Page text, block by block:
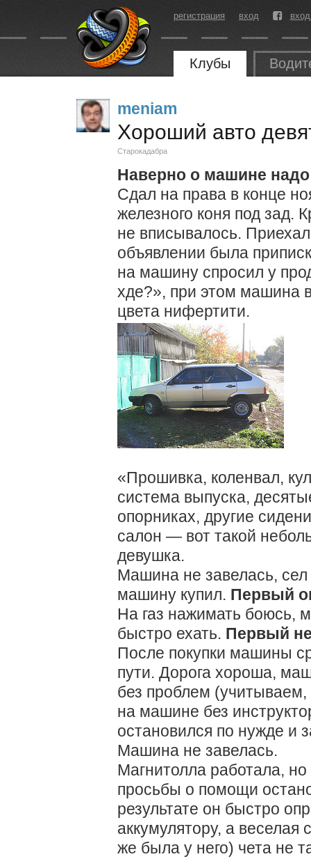
регистрация вход
Клубы
meniam
Хороший авто
Старокадабра
Наверно о машине надо
Сдал на права в конце
железного коня под зад.
не вписывалось.
объявлении была
на машину спросил у
хде?», при этом машина
цвета нифертити.
«Прошивка, коленвал,
система выпуска,
опорниках, другие
салон — вот такой
девушка.
Машина не завелась, сел
машину купил. Первый
На газ нажимать боюсь,
быстро ехать. Первый
После покупки машины
пути. Дорога хороша,
без проблем
на машине без
остановился по нужде и
Машина не завелась.
Магнитолла работала,
просьбы о помощи
результате он быстро
аккумулятору, а веселая
же была у него) чета не